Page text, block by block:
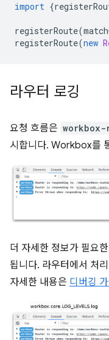
import {
registerRoute(
registerRoute(new
라우터 로깅
요청 흐름은
시합니다. Workbox를
더 자세한 정보가 필요
됩니다. 라우터에서 처
자세한 내용은 디버깅